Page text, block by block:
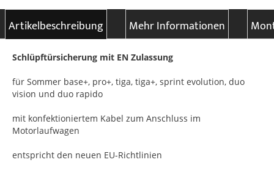
Artikelbeschreibung Mehr Informationen
Schlüpftürsicherung mit EN Zulassung
für Sommer base+, pro+, tiga, tiga+, sprint evolution, duo
vision und duo rapido
mit konfektioniertem Kabel zum Anschluss im
Motorlaufwagen
entspricht den neuen EU-Richtlinien